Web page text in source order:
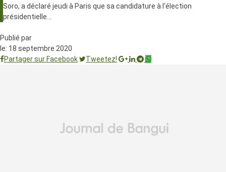
Soro, a déclaré jeudi à Paris que sa candidature à l'élection
présidentielle…
Publié par
le: 18 septembre 2020
Partager sur Facebook
Tweetez!